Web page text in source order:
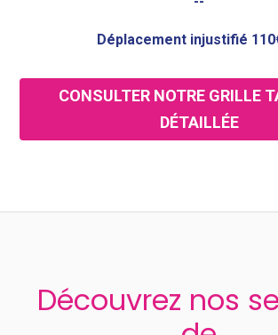
Déplacement injustifié
CONSULTER NOTRE GRILLE
DÉTAILLÉE
Découvrez nos